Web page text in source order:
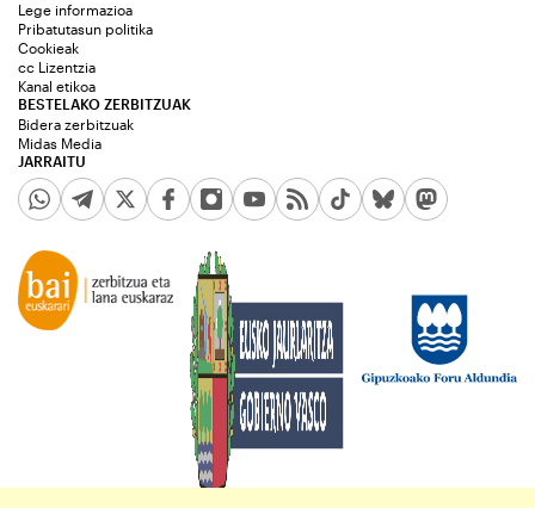
JARRAITU
Lege informazioa
Pribatutasun politika
Cookieak
cc Lizentzia
Kanal etikoa
BESTELAKO ZERBITZUAK
Bidera zerbitzuak
Midas Media